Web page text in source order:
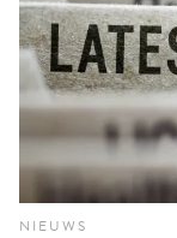
NIEUWS